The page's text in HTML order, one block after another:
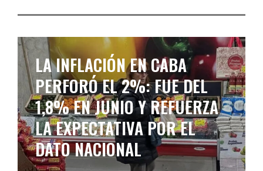
APAGÓN EN CABA POR UN
INCENDIO EN UNA
SUBESTACIÓN DE EDESUR
LEER MÁS